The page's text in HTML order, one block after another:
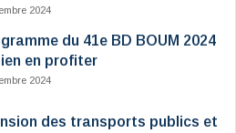
2024
du 41e BD BOUM 2024
en profiter
2024
des transports publics et